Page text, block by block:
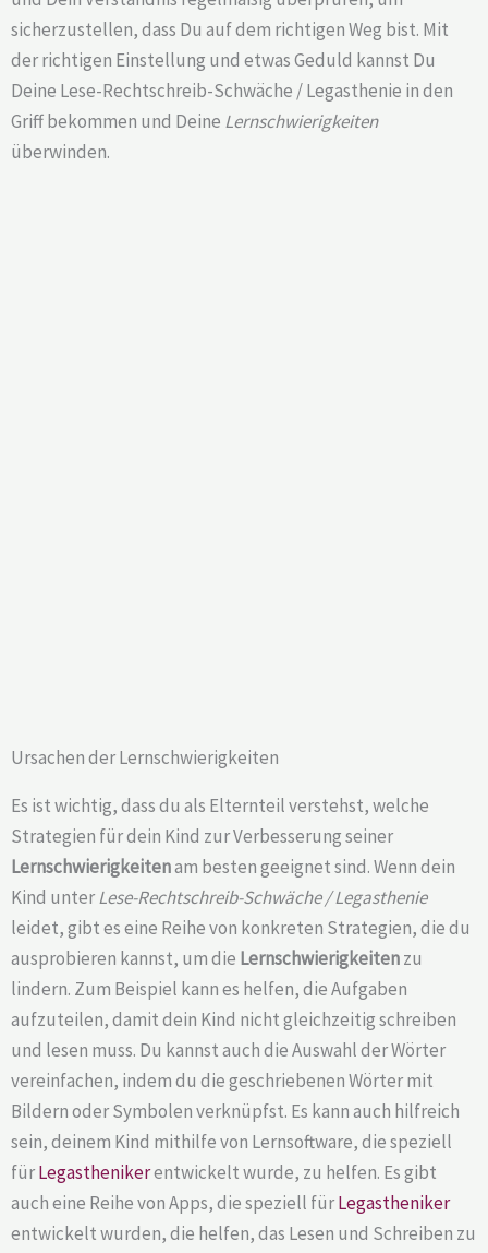
sicherzustellen, dass Du auf dem richtigen Weg bist. Mit
der richtigen Einstellung und etwas Geduld kannst Du
Deine Lese-Rechtschreib-Schwäche / Legasthenie in den
Griff bekommen und Deine Lernschwierigkeiten
überwinden.
Ursachen der Lernschwierigkeiten
Es ist wichtig, dass du als Elternteil verstehst, welche
Strategien für dein Kind zur Verbesserung seiner
Lernschwierigkeitenam besten geeignet sind. Wenn dein
Kind unterLese-Rechtschreib-Schwäche / Legasthenie
leidet, gibt es eine Reihe von konkreten Strategien, die du
ausprobieren kannst, um die Lernschwierigkeitenzu
lindern. Zum Beispiel kann es helfen, die Aufgaben
aufzuteilen, damit dein Kind nicht gleichzeitig schreiben
und lesen muss. Du kannst auch die Auswahl der Wörter
vereinfachen, indem du die geschriebenen Wörter mit
Bildern oder Symbolen verknüpfst. Es kann auch hilfreich
sein, deinem Kind mithilfe von Lernsoftware, die speziell
fürLegasthenikerentwickelt wurde, zu helfen. Es gibt
auch eine Reihe von Apps, die speziell fürLegastheniker
entwickelt wurden, die helfen, das Lesen und Schreiben zu